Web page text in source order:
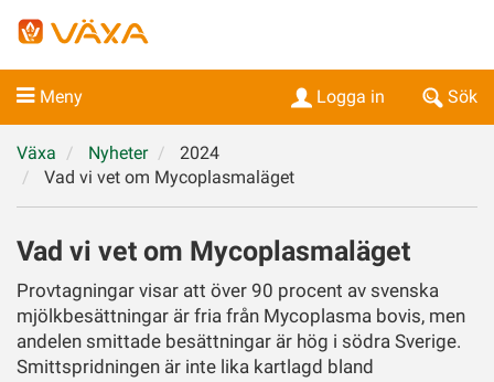
Meny Sök
Logga in
Växa Nyheter
2024
Vad vi vet om Mycoplasmaläget
Vad vi vet om Mycoplasmaläget
Provtagningar visar att över 90 procent av svenska
mjölkbesättningar är fria från Mycoplasma bovis, men
andelen smittade besättningar är hög i södra Sverige.
Smittspridningen är inte lika kartlagd bland